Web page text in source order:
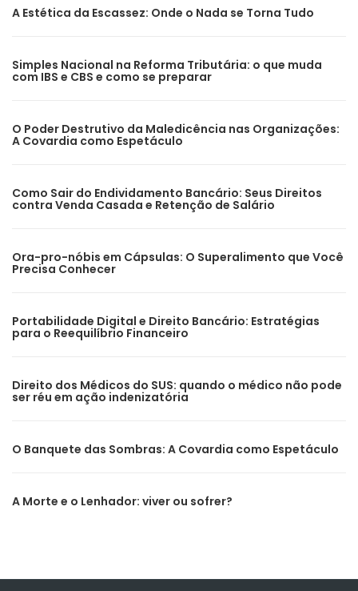
A Estética da Escassez: Onde o Nada se Torna Tudo
Simples Nacional na Reforma Tributária: o que muda
com IBS e CBS e como se preparar
O Poder Destrutivo da Maledicência nas Organizações:
A Covardia como Espetáculo
Como Sair do Endividamento Bancário: Seus Direitos
contra Venda Casada e Retenção de Salário
Ora-pro-nóbis em Cápsulas: O Superalimento que Você
Precisa Conhecer
Portabilidade Digital e Direito Bancário: Estratégias
para o Reequilíbrio Financeiro
Direito dos Médicos do SUS: quando o médico não pode
ser réu em ação indenizatória
O Banquete das Sombras: A Covardia como Espetáculo
A Morte e o Lenhador: viver ou sofrer?